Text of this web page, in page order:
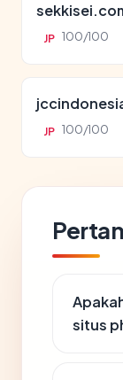
JP 100/100
JP 100/100
situs